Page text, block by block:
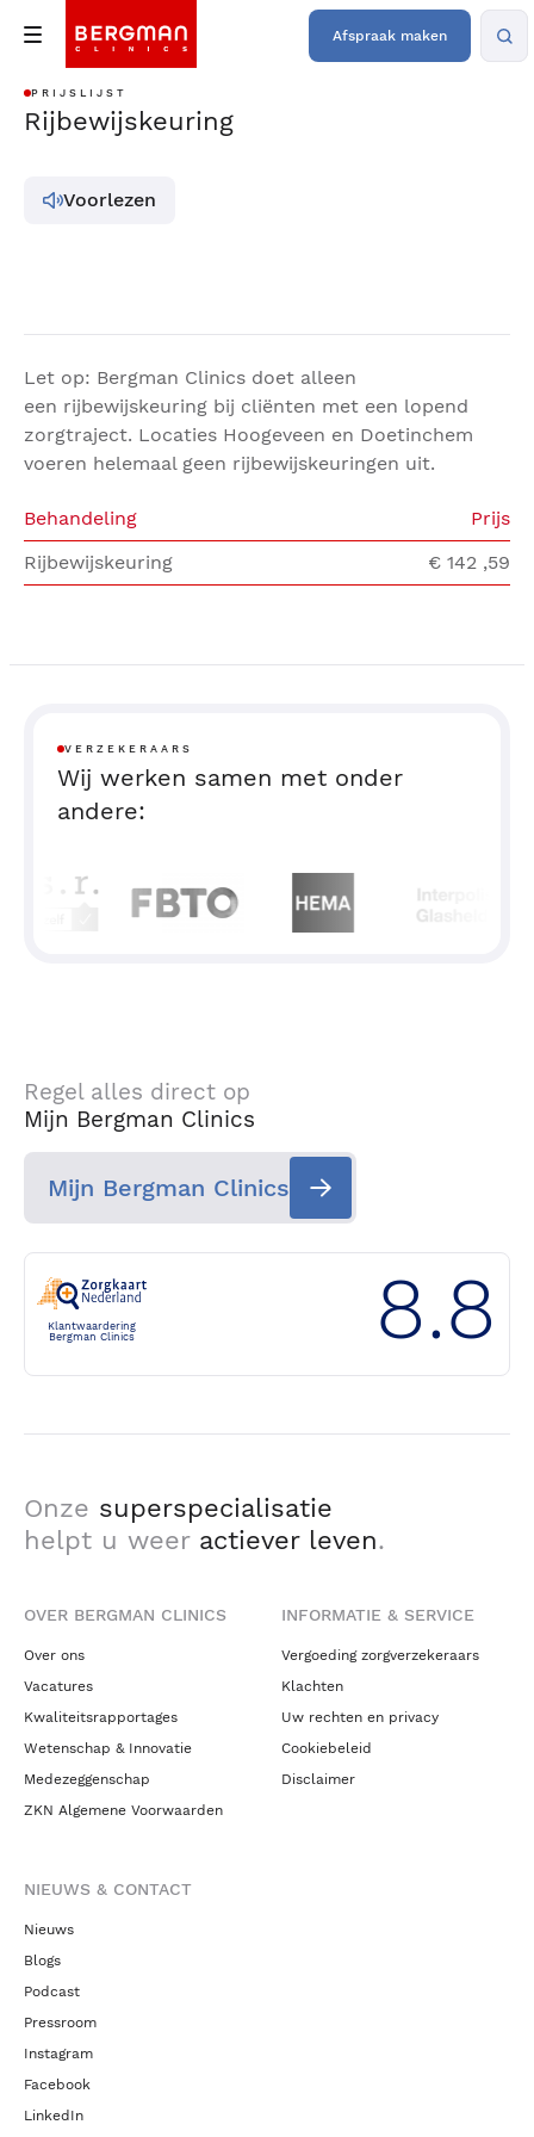
Afspraak maken
PRIJSLIJST
Rijbewijskeuring
Voorlezen
Let op: Bergman Clinics doet alleen
een rijbewijskeuring bij cliënten met een lopend
zorgtraject. Locaties Hoogeveen en Doetinchem
voeren helemaal geen rijbewijskeuringen uit.
Behandeling
Prijs
Rijbewijskeuring
€ 142 ,59
VERZEKERAARS
Wij werken samen met onder
andere:
Regel alles direct op
Mijn Bergman Clinics
Mijn Bergman Clinics
Klantwaardering
Bergman Clinics
8.8
Onze superspecialisatie
helpt u weer actiever leven.
OVER BERGMAN CLINICS
Over ons
Vacatures
Kwaliteitsrapportages
Wetenschap & Innovatie
Medezeggenschap
ZKN Algemene Voorwaarden
INFORMATIE & SERVICE
Vergoeding zorgverzekeraars
Klachten
Uw rechten en privacy
Cookiebeleid
Disclaimer
NIEUWS & CONTACT
Nieuws
Blogs
Podcast
Pressroom
Instagram
Facebook
LinkedIn